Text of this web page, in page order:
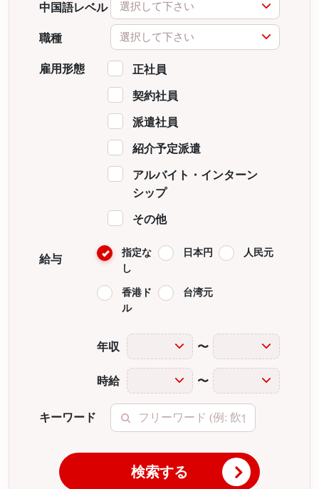
中国語レベル 選択して下さい
職種 選択して下さい
雇用形態 正社員
契約社員
派遣社員
紹介予定派遣
アルバイト・インターン
シップ
その他
給与
指定な
し
日本円 人民元
香港ド
ル
台湾元
年収 〜
時給 〜
キーワード
検索する